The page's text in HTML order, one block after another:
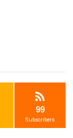
99
Subscribers